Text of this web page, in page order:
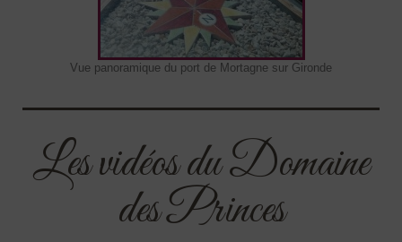
Vue panoramique du port de Mortagne sur Gironde
Les vidéos du Domaine
des Princes